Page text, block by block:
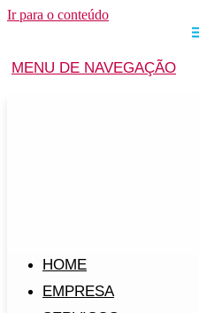
Ir para o conteúdo
MENU DE NAVEGAÇÃO
HOME
EMPRESA